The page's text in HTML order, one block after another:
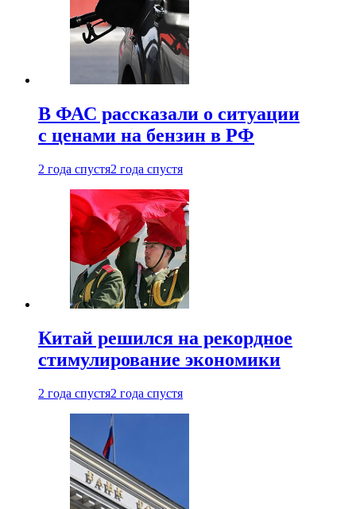
В ФАС рассказали о ситуации
с ценами на бензин в РФ
2 года спустя2 года спустя
Китай решился на рекордное
стимулирование экономики
2 года спустя2 года спустя